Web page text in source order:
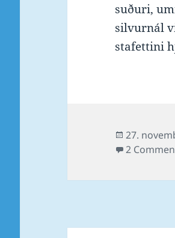
suðuri,
silvurnál
stafettini
Posted
on
27.
2